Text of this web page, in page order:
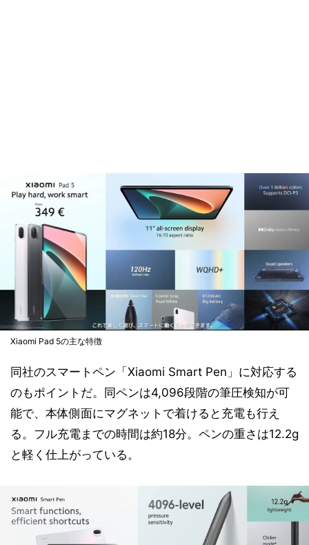
Xiaomi Pad 5の主な特徴
同社のスマートペン「Xiaomi Smart Pen」に対応する
のもポイントだ。同ペンは4,096段階の筆圧検知が可
能で、本体側面にマグネットで着けると充電も行え
る。フル充電までの時間は約18分。ペンの重さは12.2g
と軽く仕上がっている。